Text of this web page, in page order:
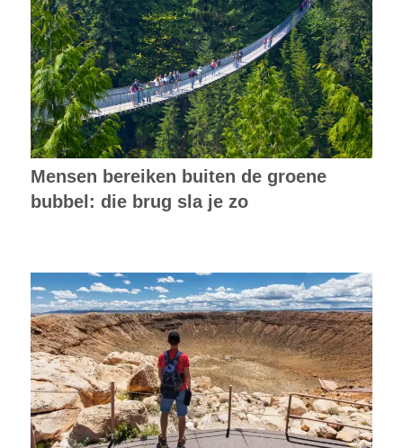
Mensen bereiken buiten de groene
bubbel: die brug sla je zo